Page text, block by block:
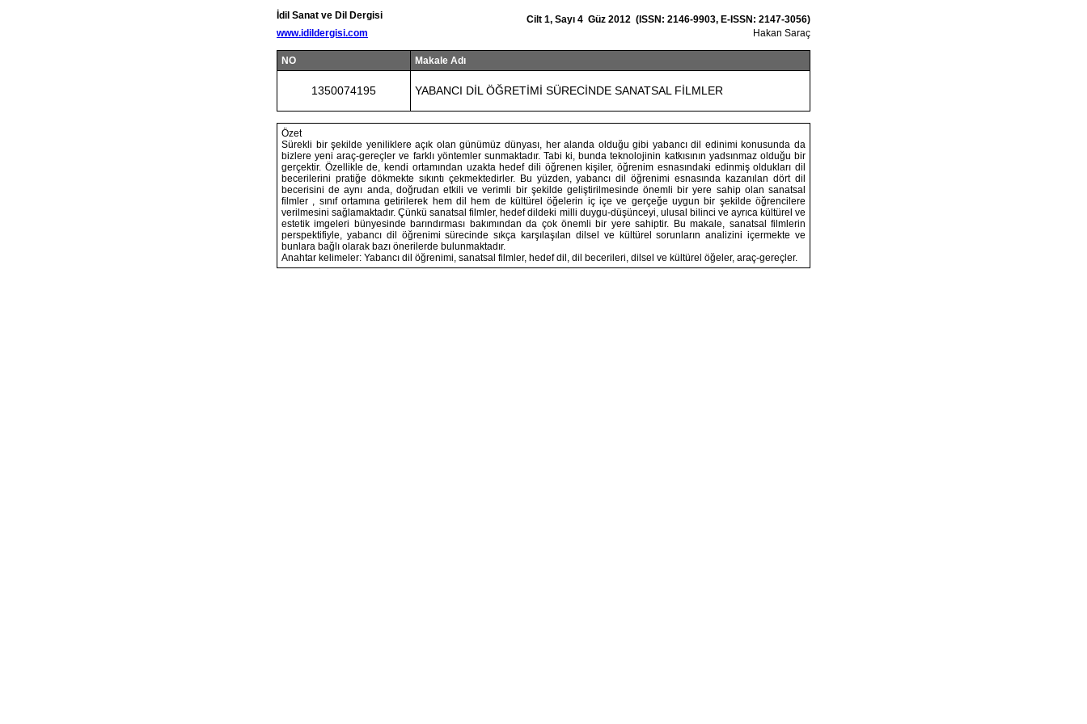
İdil Sanat ve Dil Dergisi
www.idildergisi.com
Cilt 1, Sayı 4 Güz 2012 (ISSN: 2146-9903, E-ISSN: 2147-3056)
Hakan Saraç
NO Makale Adı
1350074195 YABANCI DİL ÖĞRETİMİ SÜRECİNDE SANATSAL FİLMLER
Özet
Sürekli bir şekilde yeniliklere açık olan günümüz dünyası, her alanda olduğu gibi yabancı dil edinimi konusunda da
bizlere yeni araç-gereçler ve farklı yöntemler sunmaktadır. Tabi ki, bunda teknolojinin katkısının yadsınmaz olduğu bir
gerçektir. Özellikle de, kendi ortamından uzakta hedef dili öğrenen kişiler, öğrenim esnasındaki edinmiş oldukları dil
becerilerini pratiğe dökmekte sıkıntı çekmektedirler. Bu yüzden, yabancı dil öğrenimi esnasında kazanılan dört dil
becerisini de aynı anda, doğrudan etkili ve verimli bir şekilde geliştirilmesinde önemli bir yere sahip olan sanatsal
filmler , sınıf ortamına getirilerek hem dil hem de kültürel öğelerin iç içe ve gerçeğe uygun bir şekilde öğrencilere
verilmesini sağlamaktadır. Çünkü sanatsal filmler, hedef dildeki milli duygu-düşünceyi, ulusal bilinci ve ayrıca kültürel ve
estetik imgeleri bünyesinde barındırması bakımından da çok önemli bir yere sahiptir. Bu makale, sanatsal filmlerin
perspektifiyle, yabancı dil öğrenimi sürecinde sıkça karşılaşılan dilsel ve kültürel sorunların analizini içermekte ve
bunlara bağlı olarak bazı önerilerde bulunmaktadır.
Anahtar kelimeler: Yabancı dil öğrenimi, sanatsal filmler, hedef dil, dil becerileri, dilsel ve kültürel öğeler, araç-gereçler.